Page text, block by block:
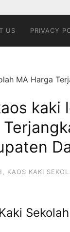
US PRIVACY
MA Harga
kaki
KAOS KAKI
Sekolah